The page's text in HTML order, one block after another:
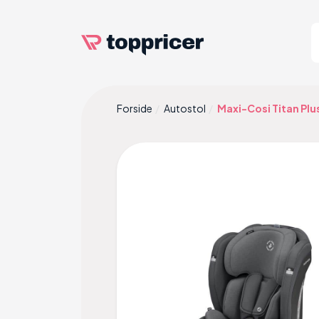
Forside Autostol Maxi-Cosi Titan